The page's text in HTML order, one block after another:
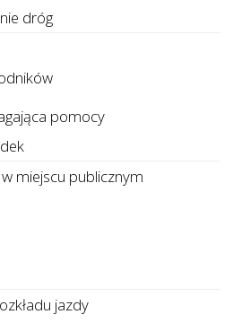
dróg
pomocy
miejscu publicznym
jazdy